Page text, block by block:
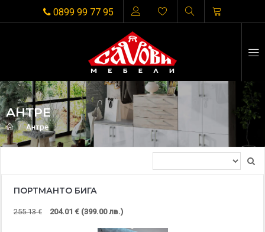
0899 99 77 95
АНТРЕ
Антре
ПОРТМАНТО БИГА
255.13 € 204.01 € (399.00 лв.)